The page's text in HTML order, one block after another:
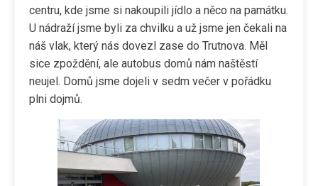
centru, kde jsme si nakoupili jídlo a něco na památku.
U nádraží jsme byli za chvilku a už jsme jen čekali na
náš vlak, který nás dovezl zase do Trutnova. Měl
sice zpoždění, ale autobus domů nám naštěstí
neujel. Domů jsme dojeli v sedm večer v pořádku
plni dojmů.